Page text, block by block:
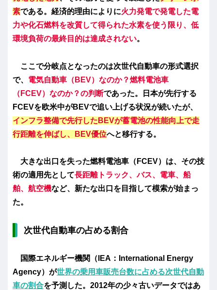
素である。経済的理由によりに火力発電で発電した電
力や化石燃料を改質して得られた水素を使う限り、低
環境負荷の最終目的は達成されない。
ここで分岐点となったのは次世代自動車の形式選択
で、 電気自動車（BEV）なのか？燃料電池車
（FCEV）なのか？の判断であった。日本が先行する
FCEVを欧米中がBEVで追い上げる状況が続いたが、
インフラ整備で先行したBEVが蓄電池の性能向上で走
行距離を伸ばし、BEV優位へと移行する。
大きな出口を失った燃料電池車（FCEV）は、その技
術の適用先として長距離トラック、バス、電車、船
舶、航空機など、新たな出口を目指して模索が始まっ
た。
次世代自動車の占める割合
国際エネルギー機関（IEA：International Energy
Agency）が世界の乗用車販売台数に占める次世代自動
車の割合を予測した。2012年の少々古いデータではあ